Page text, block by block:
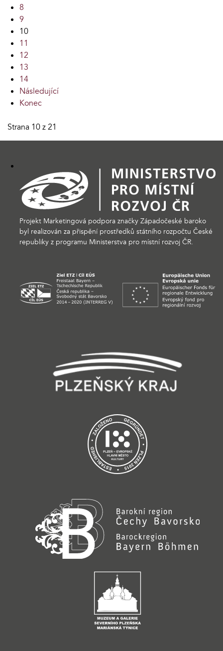
8
9
10
11
12
13
14
Následující
Konec
Strana 10 z 21
Projekt Marketingová podpora značky Západočeské baroko
byl realizován za přispění prostředků státního rozpočtu České
republiky z programu Ministerstva pro místní rozvoj ČR.